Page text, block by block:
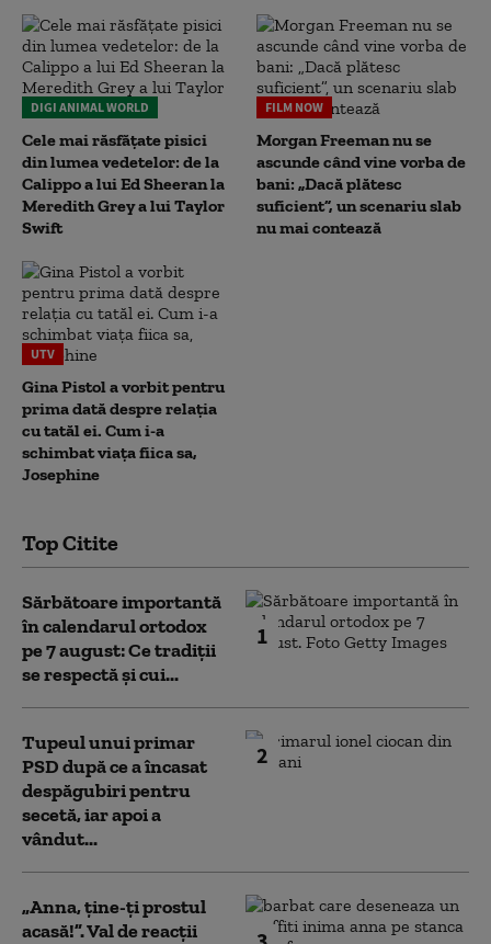
DIGI ANIMAL WORLD
Cele mai răsfățate pisici
din lumea vedetelor: de la
Calippo a lui Ed Sheeran la
Meredith Grey a lui Taylor
Swift
FILM NOW
Morgan Freeman nu se
ascunde când vine vorba de
bani: „Dacă plătesc
suficient”, un scenariu slab
nu mai contează
UTV
Gina Pistol a vorbit pentru
prima dată despre relația
cu tatăl ei. Cum i-a
schimbat viața fiica sa,
Josephine
Top Citite
1
Sărbătoare importantă
în calendarul ortodox
pe 7 august: Ce tradiții
se respectă și cui...
2
Tupeul unui primar
PSD după ce a încasat
despăgubiri pentru
secetă, iar apoi a
vândut...
„Anna, ţine-ţi prostul
acasă!”. Val de reacții